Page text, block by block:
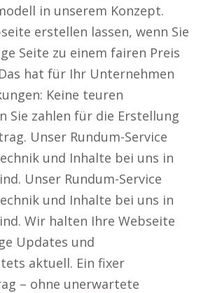
in unserem Konzept.
erstellen lassen, wenn Sie
Seite zu einem fairen Preis
hat für Ihr Unternehmen
Keine teuren
Sie zahlen für die Erstellung
Unser Rundum-Service
und Inhalte bei uns in
Unser Rundum-Service
und Inhalte bei uns in
Wir halten Ihre Webseite
Updates und
aktuell. Ein fixer
– ohne unerwartete